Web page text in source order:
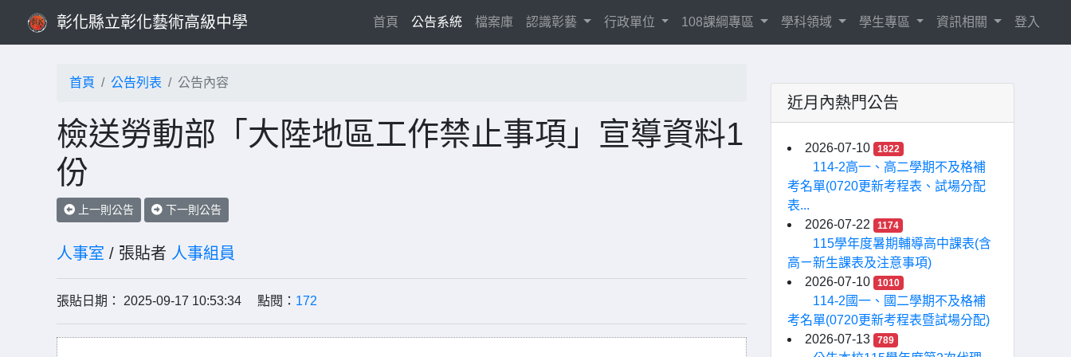
彰化縣立彰化藝術高級中學 首頁(current)
公告系統 檔案庫 認識彰藝 行政單位 108課綱專區 學科領域 學生專區 資訊相關 登入
首頁 公告列表 公告內容
檢送勞動部「大陸地區工作禁止事項」宣導資料1
份
上一則公告 下一則公告
人事室 / 張貼者 人事組員
張貼日期： 2025-09-17 10:53:34 點閱： 172
近月內熱門公告
2026-07-10 1822
114-2高一、高二學期不及格補
考名單(0720更新考程表、試場分配
表...
2026-07-22
1174
115學年度暑期輔導高中課表(含
高ㄧ新生課表及注意事項)
2026-07-10
1010
114-2國一、國二學期不及格補
考名單(0720更新考程表暨試場分配)
2026-07-13
789